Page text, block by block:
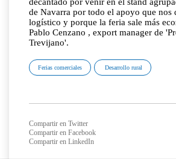
de Navarra por todo el apoyo que nos
logístico y porque la feria sale más
Pablo Cenzano , export manager de
Trevijano'.
Ferias comerciales Desarrollo rural
Compartir en Twitter
Compartir en Facebook
Compartir en LinkedIn